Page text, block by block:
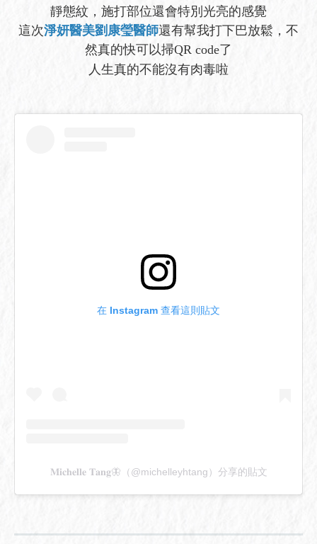
靜態紋，施打部位還會特別光亮的感覺
這次淨妍醫美劉康瑩醫師還有幫我打下巴放鬆，不
然真的快可以掃QR code了
人生真的不能沒有肉毒啦
在 Instagram 查看這則貼文
𝐌𝐢𝐜𝐡𝐞𝐥𝐥𝐞 𝐓𝐚𝐧𝐠🦋（@michelleyhtang）分享的貼文